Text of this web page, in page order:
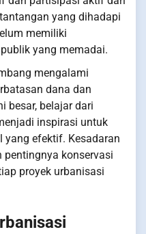
yang dihadapi
memiliki
yang memadai.
mengalami
dana dan
besar, belajar dari
inspirasi untuk
yang efektif. Kesadaran
konservasi
proyek urbanisasi